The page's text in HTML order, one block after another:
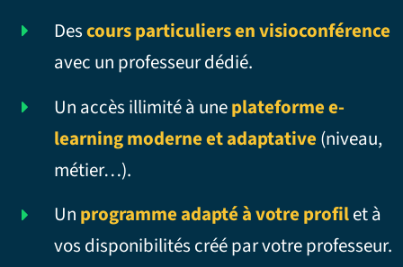
Descours particuliers en visioconférence
avec un professeur dédié.
Un accès illimité à uneplateforme e-
learning moderne et adaptative (niveau,
métier…).
Un programme adapté à votre profilet à
vos disponibilités créé par votre professeur.